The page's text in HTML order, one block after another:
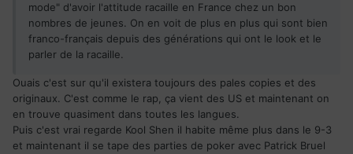
mode" d'avoir l'attitude racaille en France chez un bon
nombres de jeunes. On en voit de plus en plus qui sont bien
franco-français depuis des générations qui ont le look et le
parler de la racaille.
Ouais c'est sur qu'il existera toujours des pales copies et des
originaux. C'est comme le rap, ça vient des US et maintenant on
en trouve quasiment dans toutes les langues.
Puis c'est vrai regarde Kool Shen il habite même plus dans le 9-3
et maintenant il se tape des parties de poker avec Patrick Bruel